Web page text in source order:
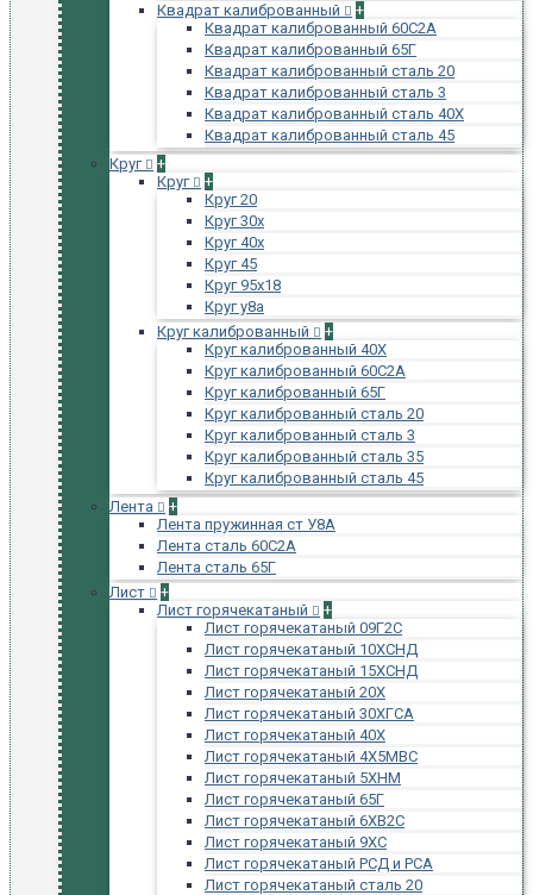
Квадрат калиброванный
+
Квадрат калиброванный 60С2А
Квадрат калиброванный 65Г
Квадрат калиброванный сталь 20
Квадрат калиброванный сталь 3
Квадрат калиброванный сталь 40Х
Квадрат калиброванный сталь 45
Круг
+
Круг
+
Круг 20
Круг 30х
Круг 40х
Круг 45
Круг 95х18
Круг у8а
Круг калиброванный
+
Круг калиброванный 40Х
Круг калиброванный 60С2А
Круг калиброванный 65Г
Круг калиброванный сталь 20
Круг калиброванный сталь 3
Круг калиброванный сталь 35
Круг калиброванный сталь 45
Лента
+
Лента пружинная ст У8А
Лента сталь 60С2А
Лента сталь 65Г
Лист
+
Лист горячекатаный
+
Лист горячекатаный 09Г2С
Лист горячекатаный 10ХСНД
Лист горячекатаный 15ХСНД
Лист горячекатаный 20Х
Лист горячекатаный 30ХГСА
Лист горячекатаный 40Х
Лист горячекатаный 4Х5МВС
Лист горячекатаный 5ХНМ
Лист горячекатаный 65Г
Лист горячекатаный 6ХВ2С
Лист горячекатаный 9ХС
Лист горячекатаный РСД и РСА
Лист горячекатаный сталь 20